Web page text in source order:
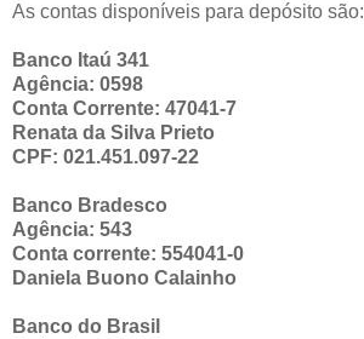
As contas disponíveis para depósito são:
Banco Itaú 341
Agência: 0598
Conta Corrente: 47041-7
Renata da Silva Prieto
CPF: 021.451.097-22
Banco Bradesco
Agência: 543
Conta corrente: 554041-0
Daniela Buono Calainho
Banco do Brasil